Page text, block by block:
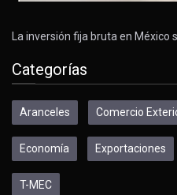
La inversión fija bruta en México
Categorías
Aranceles Comercio
Economía Exportaciones
T-MEC